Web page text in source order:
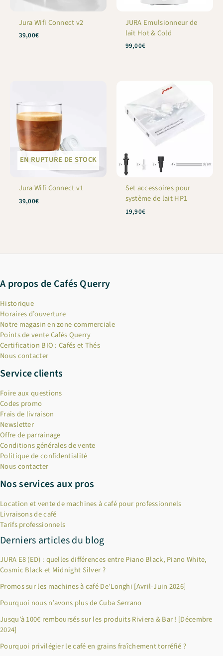
Jura Wifi Connect v2
39,00€
JURA Emulsionneur de
lait Hot & Cold
99,00€
EN RUPTURE DE STOCK
Jura Wifi Connect v1
39,00€
Set accessoires pour
système de lait HP1
19,90€
A propos de Cafés Querry
Historique
Horaires d’ouverture
Notre magasin en zone commerciale
Points de vente Cafés Querry
Certification BIO : Cafés et Thés
Nous contacter
Service clients
Foire aux questions
Codes promo
Frais de livraison
Newsletter
Offre de parrainage
Conditions générales de vente
Politique de confidentialité
Nous contacter
Nos services aux pros
Location et vente de machines à café pour professionnels
Livraisons de café
Tarifs professionnels
Derniers articles du blog
JURA E8 (ED) : quelles différences entre Piano Black, Piano White,
Cosmic Black et Midnight Silver ?
Promos sur les machines à café De’Longhi [Avril-Juin 2026]
Pourquoi nous n’avons plus de Cuba Serrano
Jusqu’à 100€ remboursés sur les produits Riviera & Bar ! [Décembre
2024]
Pourquoi privilégier le café en grains fraîchement torréfié ?
×
Bienvenue chez Cafés Querry !
Profitez de -10% sur votre première commande (hors
abonnements, machines à café, bouilloires, machines à thé et